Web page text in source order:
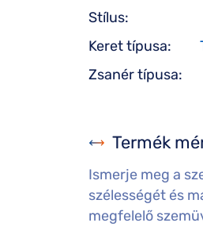
Stílus:
Keret típusa:
Zsanér típusa:
Termék
Ismerje meg a
szélességét és
megfelelő